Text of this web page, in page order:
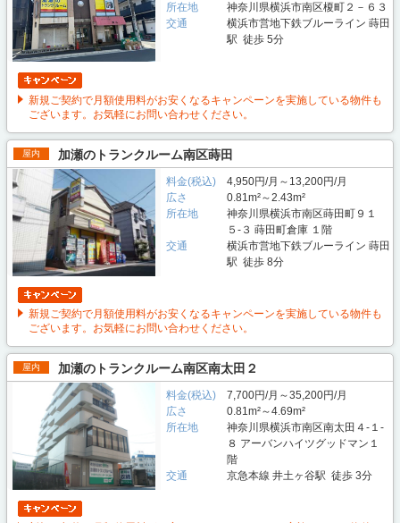
所在地
神奈川県横浜市南区榎町２－６３
交通
横浜市営地下鉄ブルーライン 蒔田
駅 徒歩 5分
新規ご契約で月額使用料がお安くなるキャンペーンを実施している物件も
ございます。お気軽にお問い合わせください。
屋内 加瀬のトランクルーム南区蒔田
料金(税込)
4,950円/月～13,200円/月
広さ
0.81m²～2.43m²
所在地
神奈川県横浜市南区蒔田町９１
５-３ 蒔田町倉庫 １階
交通
横浜市営地下鉄ブルーライン 蒔田
駅 徒歩 8分
新規ご契約で月額使用料がお安くなるキャンペーンを実施している物件も
ございます。お気軽にお問い合わせください。
屋内 加瀬のトランクルーム南区南太田２
料金(税込)
7,700円/月～35,200円/月
広さ
0.81m²～4.69m²
所在地
神奈川県横浜市南区南太田４-１-
８ アーバンハイツグッドマン１
階
交通
京急本線 井土ヶ谷駅 徒歩 3分